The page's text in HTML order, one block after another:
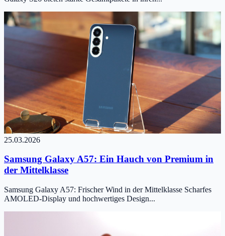
25.03.2026
Samsung Galaxy A57: Ein Hauch von Premium in
der Mittelklasse
Samsung Galaxy A57: Frischer Wind in der Mittelklasse Scharfes
AMOLED-Display und hochwertiges Design...